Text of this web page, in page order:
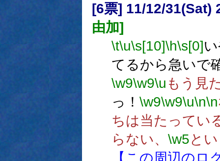
[6票] 11/12/31(Sat)
由加]
\t\u\s[10]\h\s[0]
てるから急いで
\w9\w9\u もう見
っ！ \w9\w9\u\n\n
ちは当たってい
らない、 \w5と
【この周辺のロ